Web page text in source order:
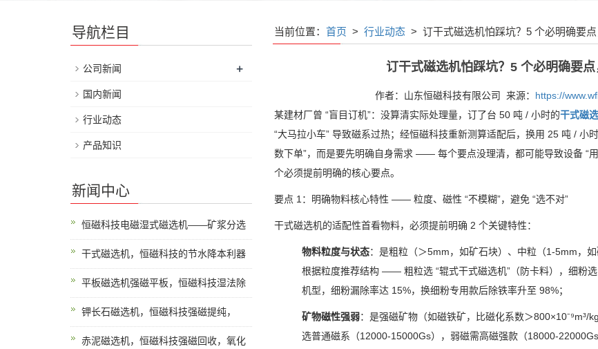
当前位置： 首页 > 行业动态> 订干式磁选机怕踩坑？5 个必明确要点
订干式磁选机怕踩坑？5 个必明确要点
作者：山东恒磁科技有限公司 来源： https://
某建材厂曾 “盲目订机”：没算清实际处理量，订了台 50 吨/ 小时的干式磁
“大马拉小车” 导致磁系过热；经恒磁科技重新测算适配后，换用 25 吨/ 小
数下单”，而是要先明确自身需求—— 每个要点没理清，都可能导致设备“
个必须提前明确的核心要点。
要点 1 ：明确物料核心特性 —— 粒度、磁性 “不模糊”，避免 “选不对”
干式磁选机的适配性首看物料，必须提前明确 2 个关键特性：
物料粒度与状态：是粗粒（＞5mm，如矿石块）、中粒（1-5mm，
根据粒度推荐结构—— 粗粒选“辊式干式磁选机”（防卡料），细粉选
机型，细粉漏除率达15%，换细粉专用款后除铁率升至 98%；
矿物磁性强弱：是强磁矿物（如磁铁矿，比磁化系数＞800×10⁻⁹m³/kg
选普通磁系（12000-15000Gs），弱磁需高磁强款（18000-22000Gs
导航栏目
公司新闻 +
国内新闻
行业动态
产品知识
新闻中心
恒磁科技电磁湿式磁选机——矿浆分选
干式磁选机，恒磁科技的节水降本利器
平板磁选机强磁平板，恒磁科技湿法除
钾长石磁选机，恒磁科技强磁提纯，
赤泥磁选机，恒磁科技强磁回收，氧化